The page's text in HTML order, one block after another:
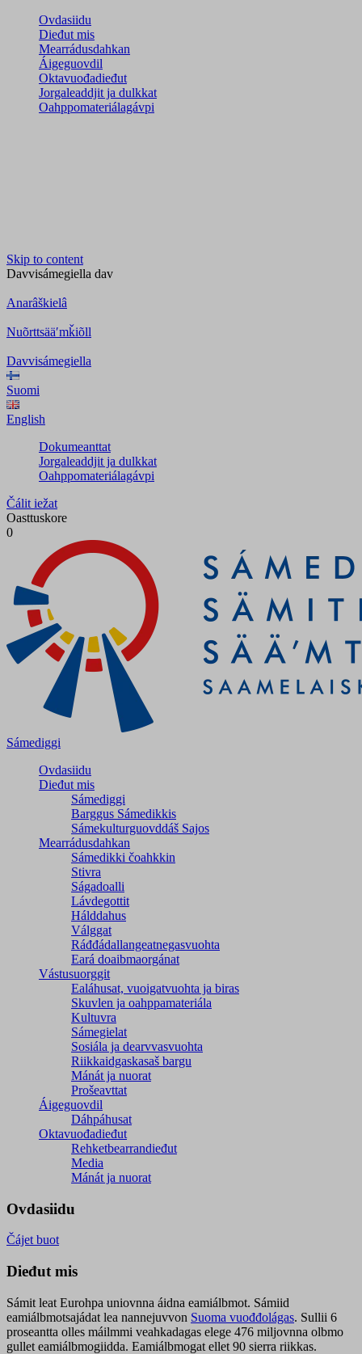
Ovdasiidu
Dieđut mis
Mearrádusdahkan
Áigeguovdil
Oktavuođadieđut
Jorgaleaddjit ja dulkkat
Oahppomateriálagávpi
Skip to content
Davvisámegiella dav
Anarâškielâ
Nuõrttsääʹmǩiõll
Davvisámegiella
Suomi
English
Dokumeanttat
Jorgaleaddjit ja dulkkat
Oahppomateriálagávpi
Čálit iežat
Oasttuskore
0
Sámediggi
Ovdasiidu
Dieđut mis
Sámediggi
Barggus Sámedikkis
Sámekulturguovddáš Sajos
Mearrádusdahkan
Sámedikki čoahkkin
Stivra
Ságadoalli
Lávdegottit
Hálddahus
Válggat
Ráđđádallangeatnegas­vuohta
Eará doaibmaorgánat
Vástusuorggit
Ealáhusat, vuoigatvuohta ja biras
Skuvlen ja oahppamateriála
Kultuvra
Sámegielat
Sosiála ja dearvvasvuohta
Riikkaidgaskasaš bargu
Mánát ja nuorat
Prošeavttat
Áigeguovdil
Dáhpáhusat
Oktavuođadieđut
Rehketbearrandieđut
Media
Mánát ja nuorat
Ovdasiidu
Čájet buot
Dieđut mis
Sámit leat Eurohpa uniovnna áidna eamiálbmot. Sámiid
eamiálbmotsajádat lea nannejuvvon Suoma vuođđolágas. Sullii 6
proseantta olles máilmmi veahkadagas elege 476 miljovnna olbmo
gullet eamiálbmogiidda. Eamiálbmogat ellet 90 sierra riikkas.